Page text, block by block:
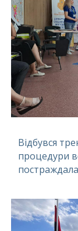
Відбувся
процедури